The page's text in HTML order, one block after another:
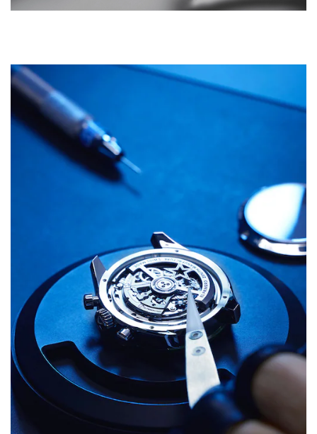
Mute Settings